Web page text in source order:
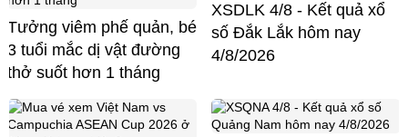
Tưởng viêm phế quản, bé
3 tuổi mắc dị vật đường
thở suốt hơn 1 tháng
XSDLK 4/8 - Kết quả xổ
số Đắk Lắk hôm nay
4/8/2026